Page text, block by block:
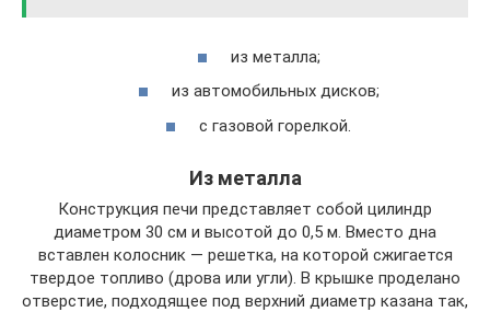
из металла;
из автомобильных дисков;
с газовой горелкой.
Из металла
Конструкция печи представляет собой цилиндр
диаметром 30 см и высотой до 0,5 м. Вместо дна
вставлен колосник — решетка, на которой сжигается
твердое топливо (дрова или угли). В крышке проделано
отверстие, подходящее под верхний диаметр казана так,